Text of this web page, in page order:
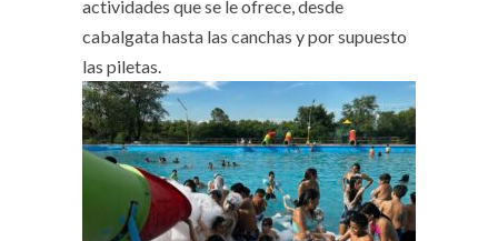
actividades que se le ofrece, desde
cabalgata hasta las canchas y por supuesto
las piletas.